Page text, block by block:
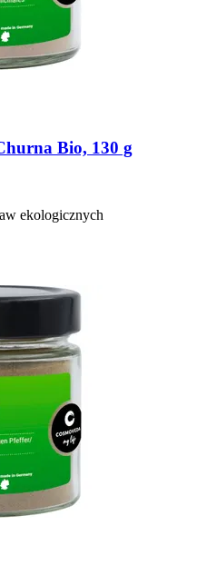
Bio, 130 g
ekologicznych